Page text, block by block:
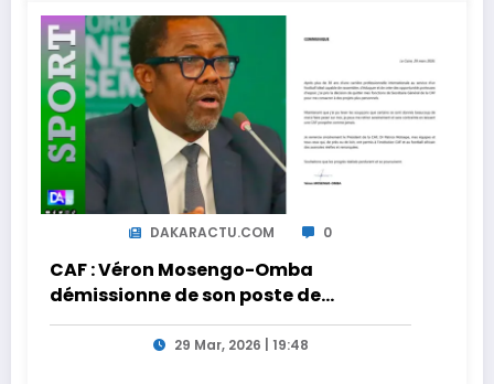
DAKARACTU.COM 0
CAF : Véron Mosengo-Omba
démissionne de son poste de
Secrétaire Général
29 Mar, 2026 | 19:48